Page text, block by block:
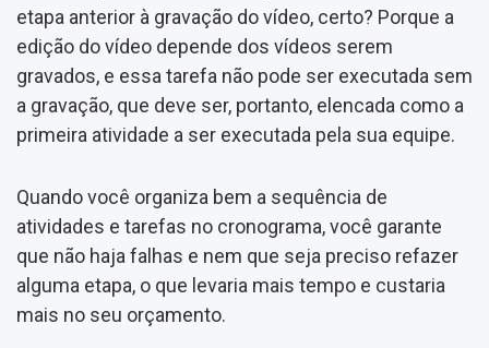
etapa anterior à gravação do vídeo, certo? Porque a
edição do vídeo depende dos vídeos serem
gravados, e essa tarefa não pode ser executada sem
a gravação, que deve ser, portanto, elencada como a
primeira atividade a ser executada pela sua equipe.
Quando você organiza bem a sequência de
atividades e tarefas no cronograma, você garante
que não haja falhas e nem que seja preciso refazer
alguma etapa, o que levaria mais tempo e custaria
mais no seu orçamento.